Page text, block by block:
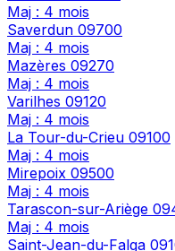
Maj : 4 mois
Saverdun 09700
Maj : 4 mois
Mazères 09270
Maj : 4 mois
Varilhes 09120
Maj : 4 mois
La Tour-du-Crieu 09100
Maj : 4 mois
Mirepoix 09500
Maj : 4 mois
Tarascon-sur-Ariège
Maj : 4 mois
Saint-Jean-du-Falga